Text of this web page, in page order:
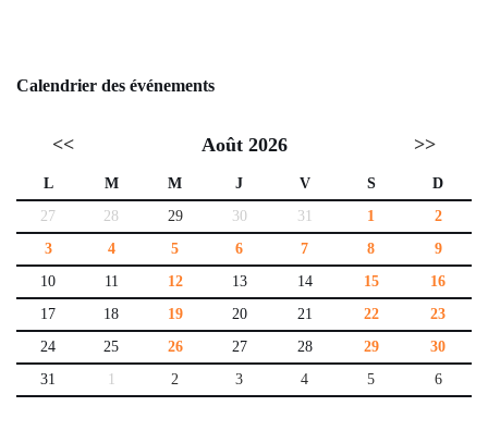
Calendrier des événements
<< Août 2026 >>
L M M J V S
D
27
28 29 30 31 1
2
3
4 5 6 7 8
9
10
11 12 13 14 15
16
17
18 19 20 21 22
23
24
25 26 27 28 29
30
31
1 2 3 4 5 6